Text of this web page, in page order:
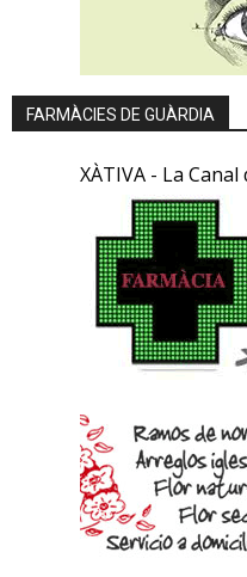
FARMÀCIES DE GUÀRDIA
XÀTIVA - La